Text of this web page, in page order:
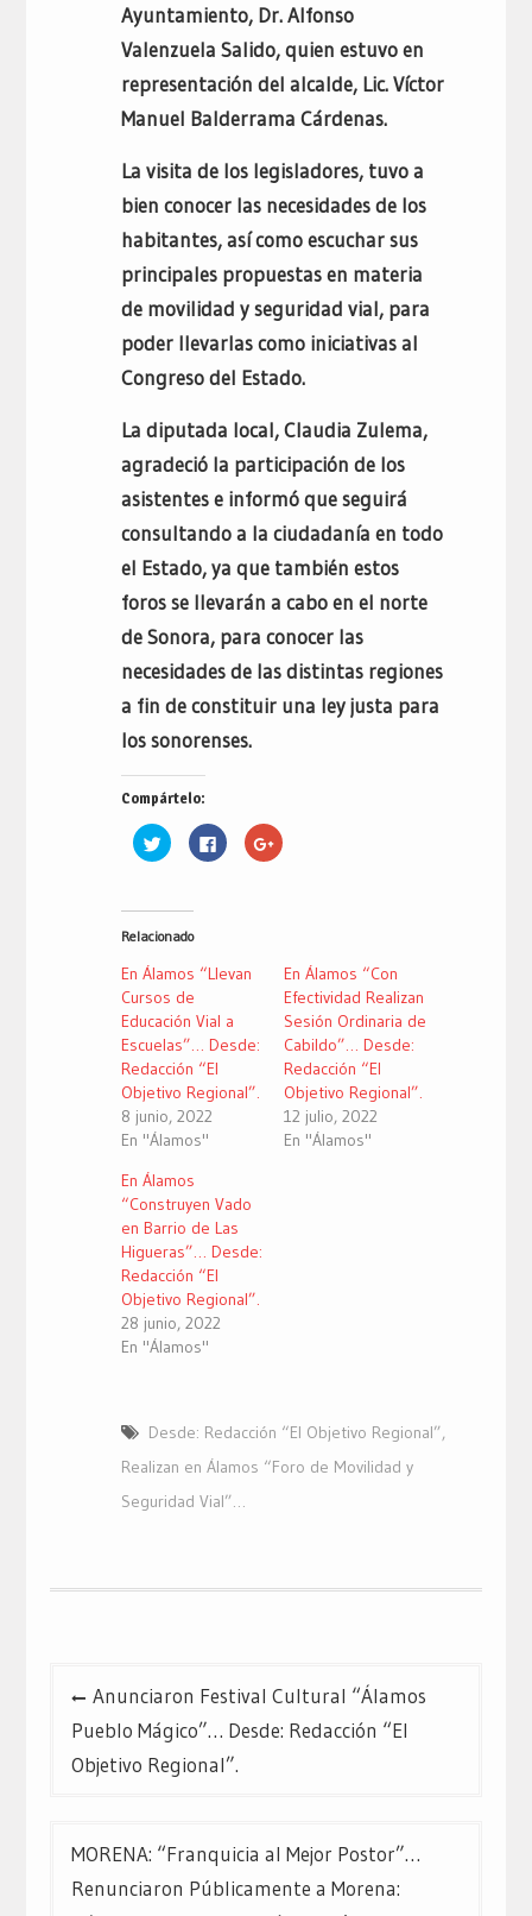
Ayuntamiento, Dr. Alfonso
Valenzuela Salido, quien estuvo en
representación del alcalde, Lic. Víctor
Manuel Balderrama Cárdenas.
La visita de los legisladores, tuvo a
bien conocer las necesidades de los
habitantes, así como escuchar sus
principales propuestas en materia
de movilidad y seguridad vial, para
poder llevarlas como iniciativas al
Congreso del Estado.
La diputada local, Claudia Zulema,
agradeció la participación de los
asistentes e informó que seguirá
consultando a la ciudadanía en todo
el Estado, ya que también estos
foros se llevarán a cabo en el norte
de Sonora, para conocer las
necesidades de las distintas regiones
a fin de constituir una ley justa para
los sonorenses.
Compártelo:
Haz
clic
Twitter
abre
una
ventana
nueva)
Haz
clic
una
ventana
Haz
clic
una
ventana
nueva)
Relacionado
En Álamos “Llevan
Cursos de
Educación Vial a
Escuelas”… Desde:
Redacción “El
Objetivo Regional”.
8 junio, 2022
En "Álamos"
En Álamos “Con
Efectividad Realizan
Sesión Ordinaria de
Cabildo”… Desde:
Redacción “El
Objetivo Regional”.
12 julio, 2022
En "Álamos"
En Álamos
“Construyen Vado
en Barrio de Las
Higueras”… Desde:
Redacción “El
Objetivo Regional”.
28 junio, 2022
En "Álamos"
Desde: Redacción “El Objetivo Regional”,
Realizan en Álamos “Foro de Movilidad y
Seguridad Vial”…
de
entradas
Anunciaron Festival Cultural “Álamos
Pueblo Mágico”… Desde: Redacción “El
Objetivo Regional”.
MORENA: “Franquicia al Mejor Postor”…
Renunciaron Públicamente a Morena: